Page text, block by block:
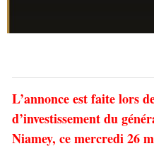
L’annonce est faite lors
d’investissement du
Niamey, ce mercredi 26